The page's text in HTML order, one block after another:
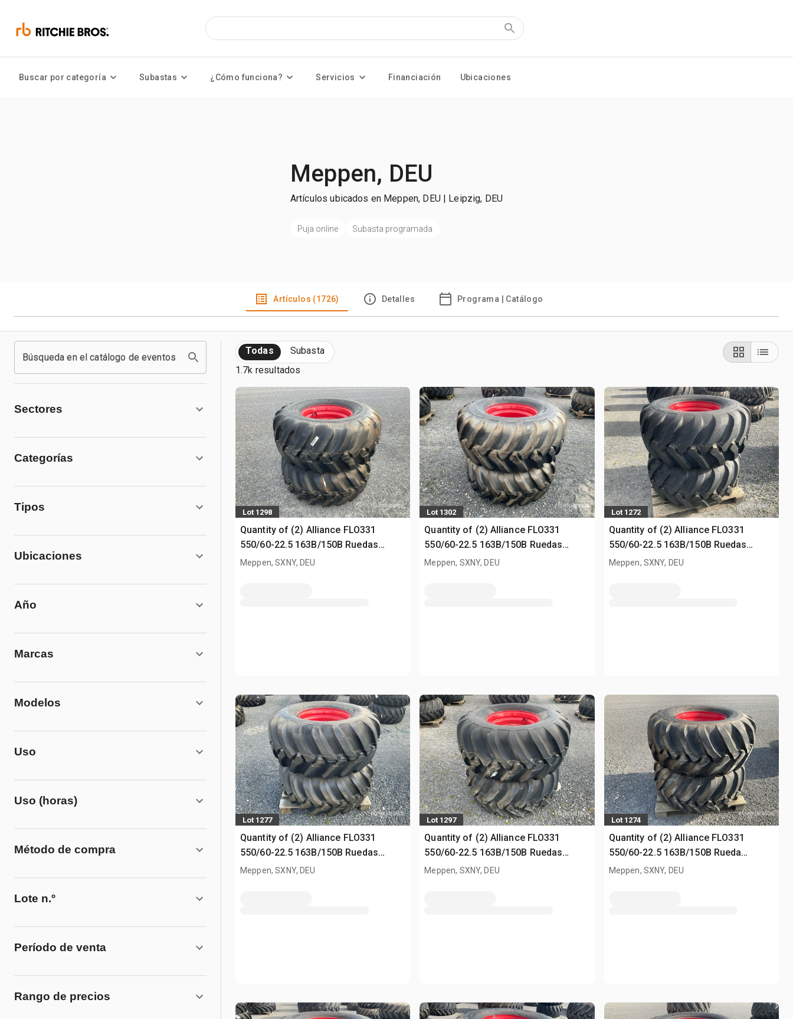
Buscar por categoría Subastas ¿Cómo funciona? Servicios Financiación Ubicaciones
Meppen, DEU
Artículos ubicados en Meppen, DEU | Leipzig, DEU
Puja online Subasta programada
Artículos (1726) Detalles Programa | Catálogo
Búsqueda en el catálogo de eventos
Sectores
Categorías
Tipos
Ubicaciones
Año
Marcas
Modelos
Uso
Uso (horas)
Método de compra
Lote n.º
Período de venta
Rango de precios
Todas
Subasta
1.7k resultados
Lot 1298
Quantity of (2) Alliance FLO331
550/60-22.5 163B/150B Ruedas
(Unused)
Meppen, SXNY, DEU
Lot 1302
Quantity of (2) Alliance FLO331
550/60-22.5 163B/150B Ruedas
(Unused)
Meppen, SXNY, DEU
Lot 1272
Quantity of (2) Alliance FLO331
550/60-22.5 163B/150B Ruedas
(Unused)
Meppen, SXNY, DEU
Lot 1277
Quantity of (2) Alliance FLO331
550/60-22.5 163B/150B Ruedas
(Unused)
Meppen, SXNY, DEU
Lot 1297
Quantity of (2) Alliance FLO331
550/60-22.5 163B/150B Ruedas
(Unused)
Meppen, SXNY, DEU
Lot 1274
Quantity of (2) Alliance FLO331
550/60-22.5 163B/150B Rueda
(Unused)
Meppen, SXNY, DEU